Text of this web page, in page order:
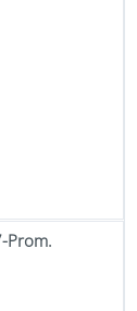
Prom.